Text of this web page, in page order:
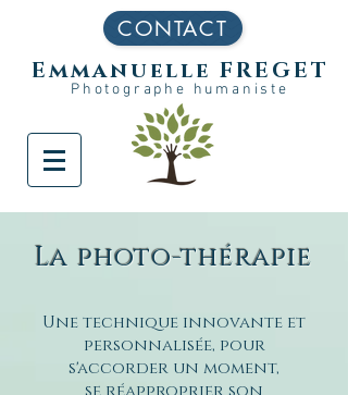
CONTACT
Emmanuelle FREGET
Photographe humaniste
La photo-thérapie
Une technique innovante et
personnalisée, pour
s'accorder un moment,